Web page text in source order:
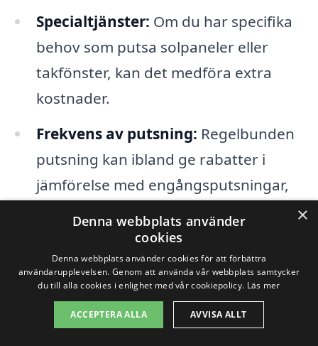
Specialtjänster: Om du har specifika
behov som putsa solpaneler eller
takfönster, kan det medföra extra
kostnader.
Frekvens av putsning: Regelbunden
putsning kan ibland ge rabatter i
jämförelse med engångsputsningar,
Att hämta in offerter från olika företag
kan hjälpa dig att få en tydligare bild av
fönsterputs i Forsbackakostar.
×
Denna webbplats använder
cookies
Denna webbplats använder cookies för att förbättra
användarupplevelsen. Genom att använda vår webbplats samtycker
du till alla cookies i enlighet med vår cookiepolicy. Läs mer
ACCEPTERA ALLA AVVISA ALLT